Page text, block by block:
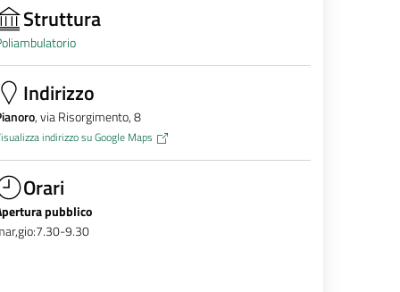
Struttura
Indirizzo
, via Risorgimento, 8
indirizzo su Google Maps
Orari
pubblico
9.30